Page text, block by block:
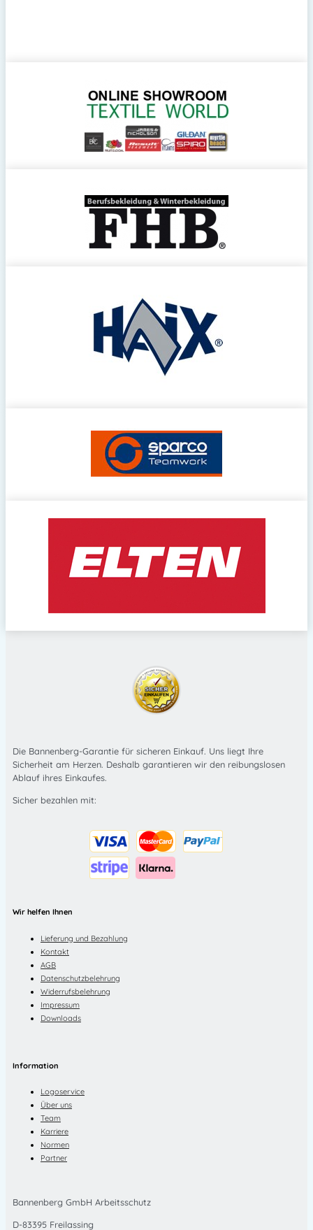
Die Bannenberg-Garantie für sicheren Einkauf. Uns liegt Ihre
Sicherheit am Herzen. Deshalb garantieren wir den reibungslosen
Ablauf ihres Einkaufes.
Sicher bezahlen mit:
Wir helfen Ihnen
Lieferung und Bezahlung
Kontakt
AGB
Datenschutzbelehrung
Widerrufsbelehrung
Impressum
Downloads
Information
Logoservice
Über uns
Team
Karriere
Normen
Partner
Bannenberg GmbH Arbeitsschutz
D-83395 Freilassing